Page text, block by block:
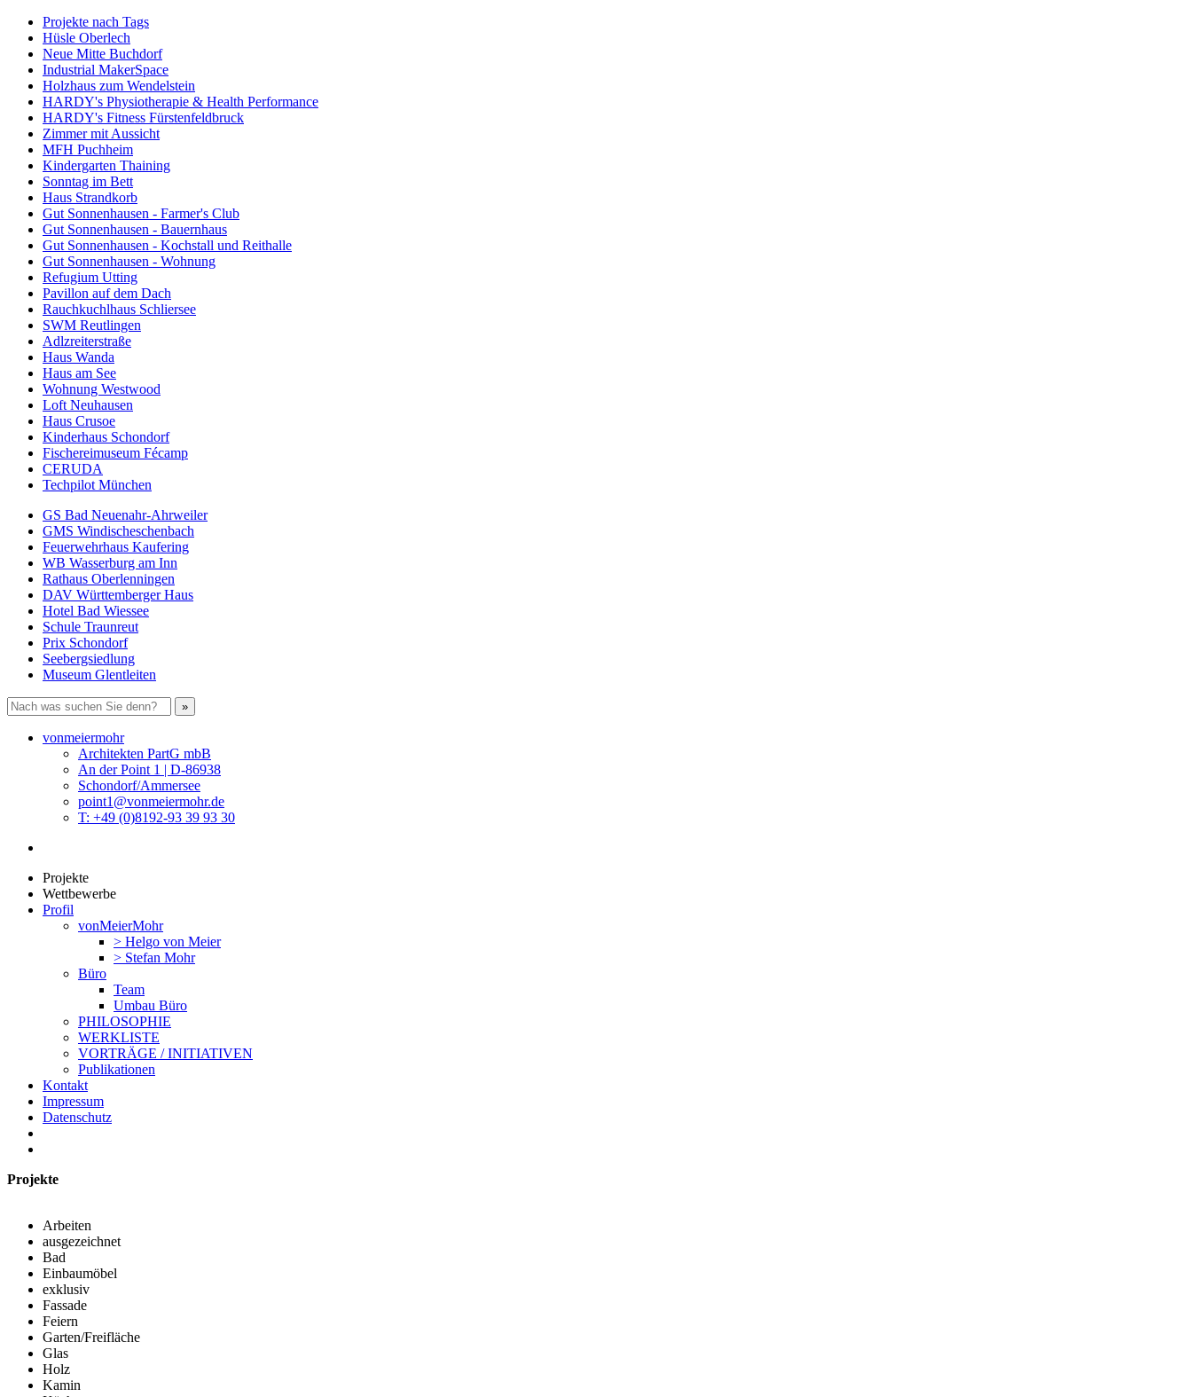
Projekte nach Tags
Hüsle Oberlech
Neue Mitte Buchdorf
Industrial MakerSpace
Holzhaus zum Wendelstein
HARDY's Physiotherapie & Health Performance
HARDY's Fitness Fürstenfeldbruck
Zimmer mit Aussicht
MFH Puchheim
Kindergarten Thaining
Sonntag im Bett
Haus Strandkorb
Gut Sonnenhausen - Farmer's Club
Gut Sonnenhausen - Bauernhaus
Gut Sonnenhausen - Kochstall und Reithalle
Gut Sonnenhausen - Wohnung
Refugium Utting
Pavillon auf dem Dach
Rauchkuchlhaus Schliersee
SWM Reutlingen
Adlzreiterstraße
Haus Wanda
Haus am See
Wohnung Westwood
Loft Neuhausen
Haus Crusoe
Kinderhaus Schondorf
Fischereimuseum Fécamp
CERUDA
Techpilot München
GS Bad Neuenahr-Ahrweiler
GMS Windischeschenbach
Feuerwehrhaus Kaufering
WB Wasserburg am Inn
Rathaus Oberlenningen
DAV Württemberger Haus
Hotel Bad Wiessee
Schule Traunreut
Prix Schondorf
Seebergsiedlung
Museum Glentleiten
vonmeiermohr
Architekten PartG mbB
An der Point 1 | D-86938
Schondorf/Ammersee
point1@vonmeiermohr.de
T: +49 (0)8192-93 39 93 30
Projekte
Wettbewerbe
Profil
vonMeierMohr
> Helgo von Meier
> Stefan Mohr
Büro
Team
Umbau Büro
PHILOSOPHIE
WERKLISTE
VORTRÄGE / INITIATIVEN
Publikationen
Kontakt
Impressum
Datenschutz
Projekte
Arbeiten
ausgezeichnet
Bad
Einbaumöbel
exklusiv
Fassade
Feiern
Garten/Freifläche
Glas
Holz
Kamin